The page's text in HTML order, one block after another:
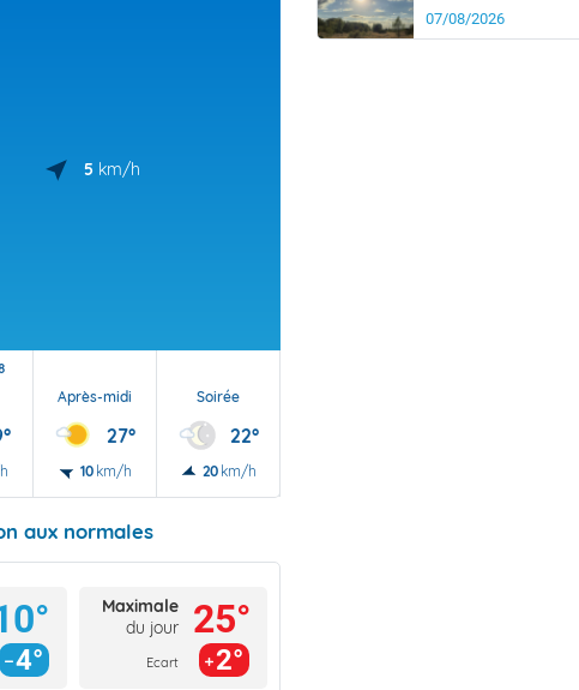
5 km/h
Après-midi
27°
10 km/h
Soirée
22°
20 km/h
aux normales
4°
Maximale
du jour
Ecart
25°
2°
07/08/2026